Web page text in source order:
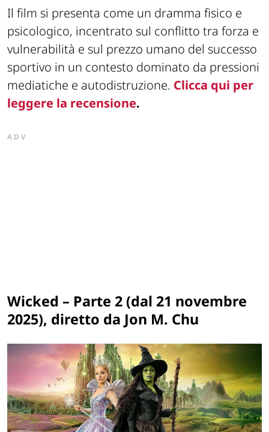
Il film si presenta come un dramma fisico e
psicologico, incentrato sul conflitto tra forza e
vulnerabilità e sul prezzo umano del successo
sportivo in un contesto dominato da pressioni
mediatiche e autodistruzione. Clicca qui per
leggere la recensione.
ADV
Wicked – Parte 2 (dal 21 novembre
2025), diretto da Jon M. Chu